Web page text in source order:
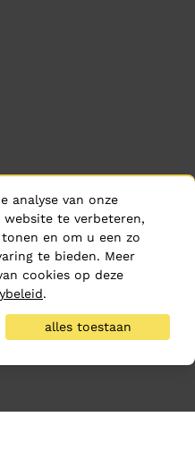
analyse van onze
website te verbeteren,
en om u een zo
te bieden. Meer
cookies op deze
.
alles toestaan